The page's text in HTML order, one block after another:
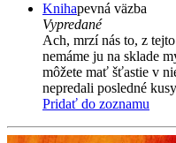
Knihapevná väzba
Vypredané
Ach, mrzí nás to, z
nemáme ju na sklade
môžete mať šťastie v
nepredali posledné
Pridať do zoznamu